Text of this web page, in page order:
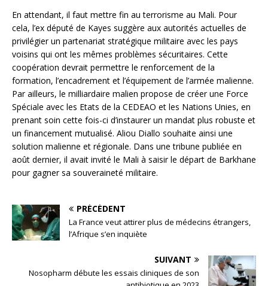
En attendant, il faut mettre fin au terrorisme au Mali. Pour
cela, l’ex député de Kayes suggère aux autorités actuelles de
privilégier un partenariat stratégique militaire avec les pays
voisins qui ont les mêmes problèmes sécuritaires. Cette
coopération devrait permettre le renforcement de la
formation, l’encadrement et l’équipement de l’armée malienne.
Par ailleurs, le milliardaire malien propose de créer une Force
Spéciale avec les Etats de la CEDEAO et les Nations Unies, en
prenant soin cette fois-ci d’instaurer un mandat plus robuste et
un financement mutualisé. Aliou Diallo souhaite ainsi une
solution malienne et régionale. Dans une tribune publiée en
août dernier, il avait invité le Mali à saisir le départ de Barkhane
pour gagner sa souveraineté militaire.
PRÉCÉDENT
La France veut attirer plus de médecins étrangers,
l’Afrique s’en inquiète
SUIVANT
Nosopharm débute les essais cliniques de son